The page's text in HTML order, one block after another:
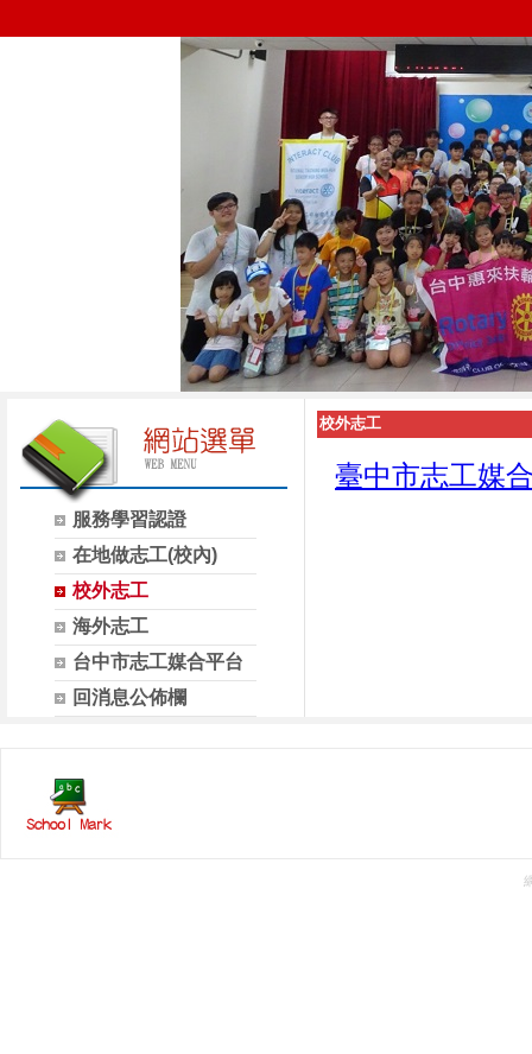
服務學習認證
在地做志工(校內)
校外志工
海外志工
台中市志工媒合平台
回消息公佈欄
校外志工
臺中市志工媒